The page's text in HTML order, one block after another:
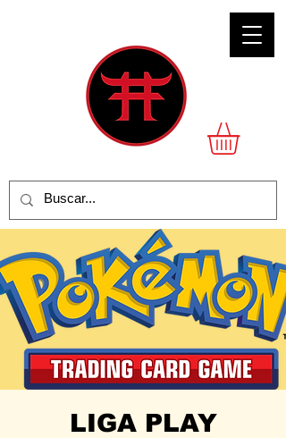
LIGA PLAY